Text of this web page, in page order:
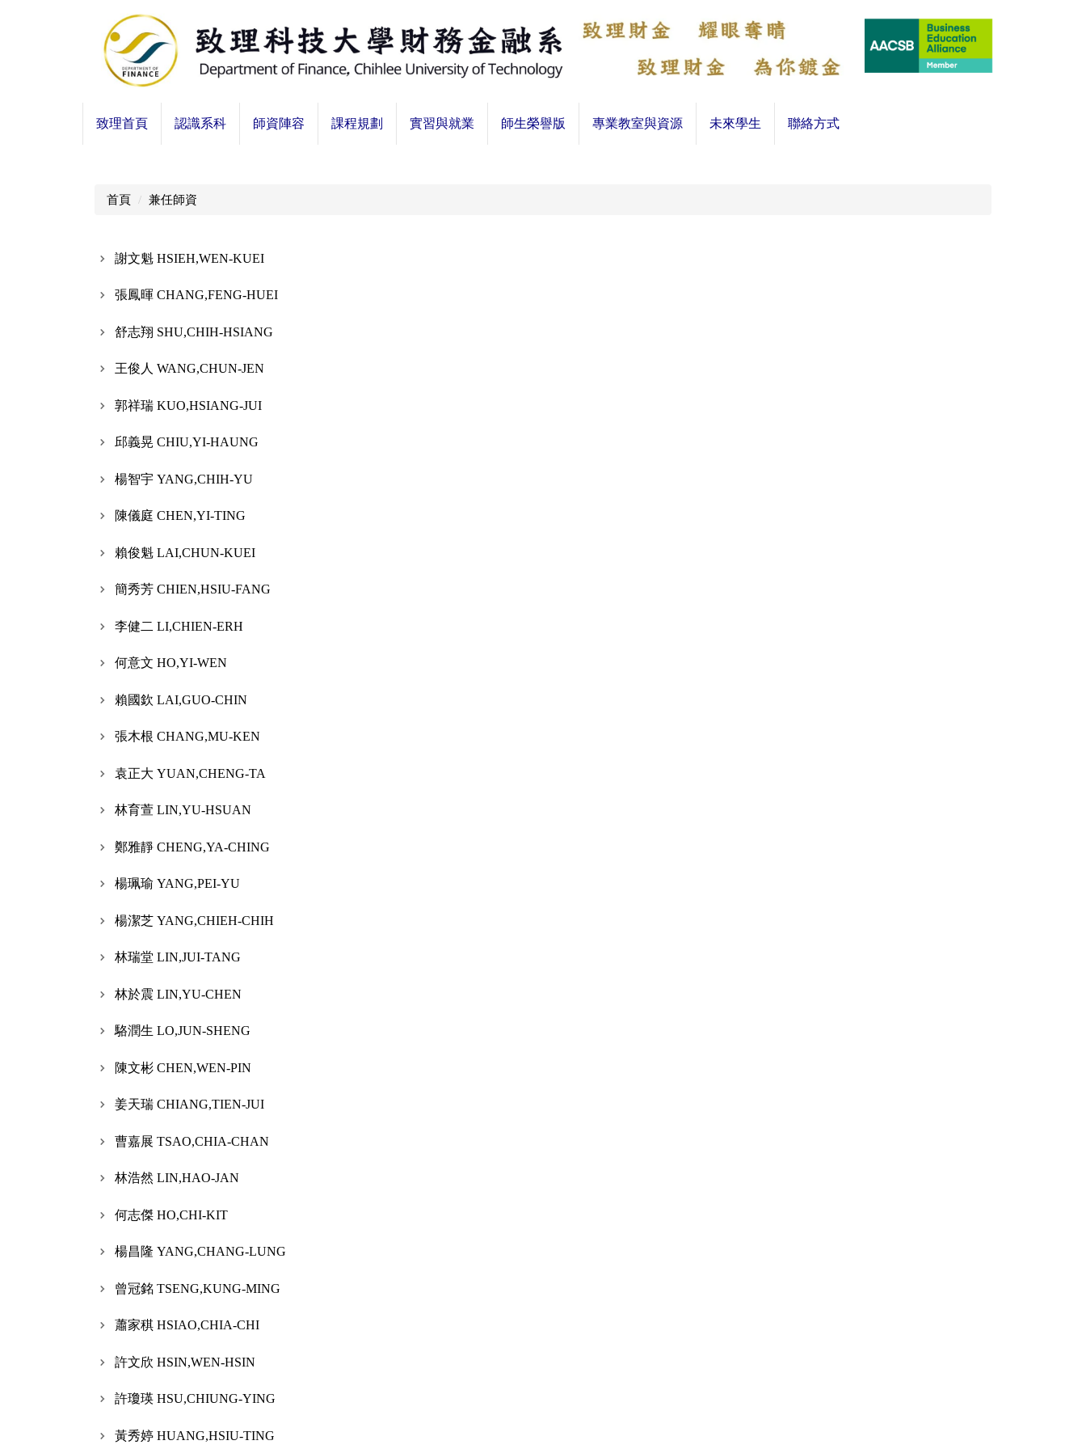
致理首頁 認識系科 師資陣容 課程規劃 實習與就業 師生榮譽版 專業教室與資源 未來學生 聯絡方式
首頁 兼任師資
謝文魁 HSIEH,WEN-KUEI
張鳳暉 CHANG,FENG-HUEI
舒志翔 SHU,CHIH-HSIANG
王俊人 WANG,CHUN-JEN
郭祥瑞 KUO,HSIANG-JUI
邱義晃 CHIU,YI-HAUNG
楊智宇 YANG,CHIH-YU
陳儀庭 CHEN,YI-TING
賴俊魁 LAI,CHUN-KUEI
簡秀芳 CHIEN,HSIU-FANG
李健二 LI,CHIEN-ERH
何意文 HO,YI-WEN
賴國欽 LAI,GUO-CHIN
張木根 CHANG,MU-KEN
袁正大 YUAN,CHENG-TA
林育萱 LIN,YU-HSUAN
鄭雅靜 CHENG,YA-CHING
楊珮瑜 YANG,PEI-YU
楊潔芝 YANG,CHIEH-CHIH
林瑞堂 LIN,JUI-TANG
林於震 LIN,YU-CHEN
駱潤生 LO,JUN-SHENG
陳文彬 CHEN,WEN-PIN
姜天瑞 CHIANG,TIEN-JUI
曹嘉展 TSAO,CHIA-CHAN
林浩然 LIN,HAO-JAN
何志傑 HO,CHI-KIT
楊昌隆 YANG,CHANG-LUNG
曾冠銘 TSENG,KUNG-MING
蕭家稘 HSIAO,CHIA-CHI
許文欣 HSIN,WEN-HSIN
許瓊瑛 HSU,CHIUNG-YING
黃秀婷 HUANG,HSIU-TING